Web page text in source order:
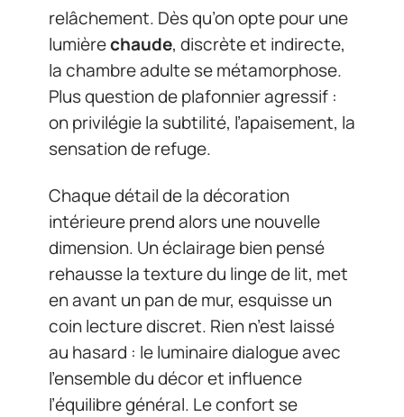
relâchement. Dès qu’on opte pour une
lumièrechaude, discrète et indirecte,
la chambre adulte se métamorphose.
Plus question de plafonnier agressif :
on privilégie la subtilité, l’apaisement, la
sensation de refuge.
Chaque détail de la décoration
intérieure prend alors une nouvelle
dimension. Un éclairage bien pensé
rehausse la texture du linge de lit, met
en avant un pan de mur, esquisse un
coin lecture discret. Rien n’est laissé
au hasard : le luminaire dialogue avec
l’ensemble du décor et influence
l’équilibre général. Le confort se